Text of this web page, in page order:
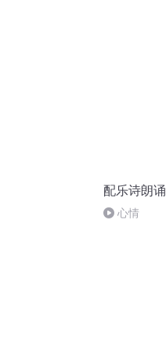
配乐诗朗诵
心情